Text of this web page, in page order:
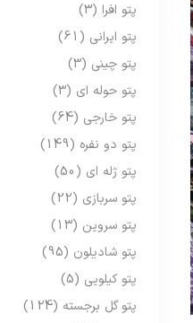
پتو افرا (3)
پتو ایرانی (61)
پتو چینی (3)
پتو حوله ای (3)
پتو خارجی (64)
پتو دو نفره (149)
پتو ژله ای (50)
پتو سربازی (22)
پتو سروین (13)
پتو شادیلون (95)
پتو کیلویی (5)
پتو گل برجسته (124)